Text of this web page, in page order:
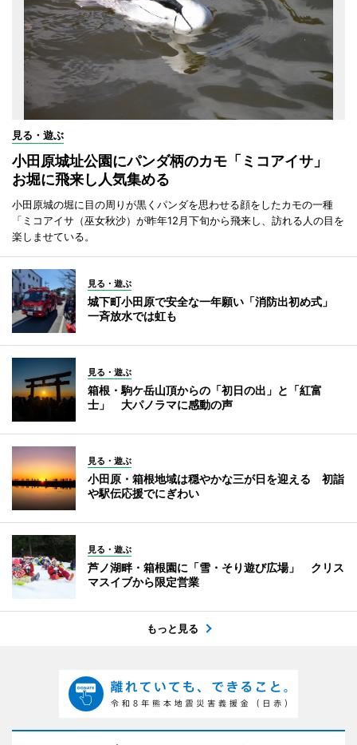
見る・遊ぶ
小田原城址公園にパンダ柄のカモ「ミコアイサ」
お堀に飛来し人気集める
小田原城の堀に目の周りが黒くパンダを思わせる顔をしたカモの一種
「ミコアイサ（巫女秋沙）が昨年12月下旬から飛来し、訪れる人の目を
楽しませている。
見る・遊ぶ
城下町小田原で安全な一年願い「消防出初め式」
一斉放水では虹も
見る・遊ぶ
箱根・駒ケ岳山頂からの「初日の出」と「紅富
士」 大パノラマに感動の声
見る・遊ぶ
小田原・箱根地域は穏やかな三が日を迎える 初詣
や駅伝応援でにぎわい
見る・遊ぶ
芦ノ湖畔・箱根園に「雪・そり遊び広場」 クリス
マスイブから限定営業
もっと見る